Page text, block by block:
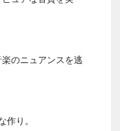
のニュアンスを逃
作り。